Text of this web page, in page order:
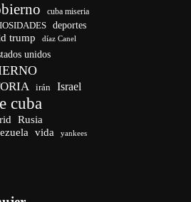
cuba miseria
deportes
trump díaz Canel
unidos
irán Israel
cuba
Rusia
vida yankees